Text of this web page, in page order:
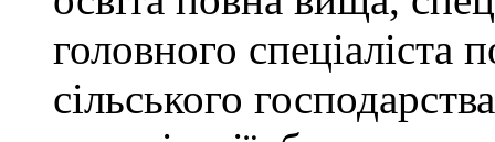
головного спеціаліста
сільського